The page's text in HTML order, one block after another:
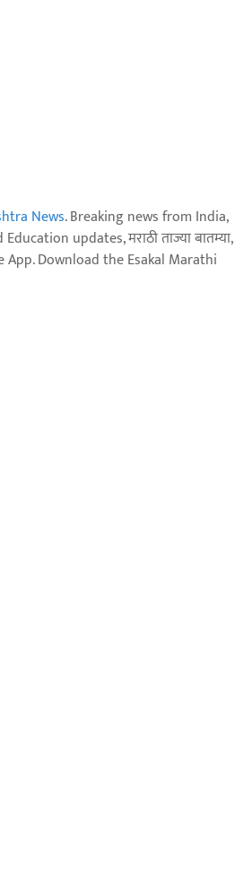
News. Breaking news from India,
updates, मराठी ताज्या बातम्या,
App. Download the Esakal Marathi